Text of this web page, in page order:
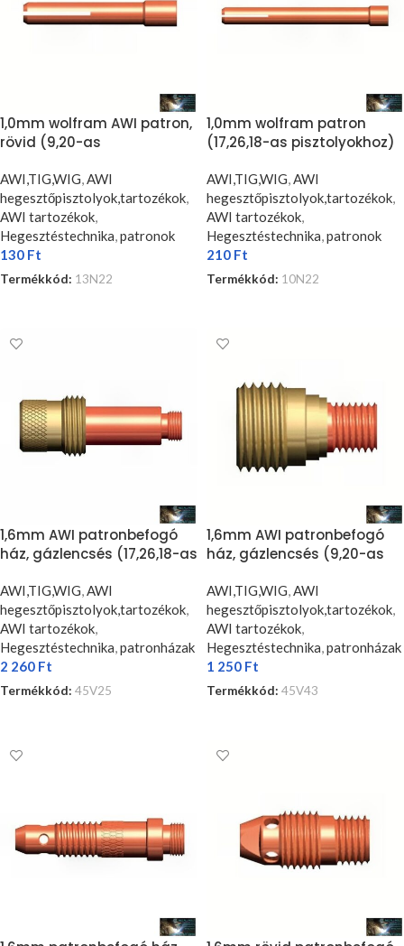
1,0mm wolfram AWI patron,
rövid (9,20-as
AWI,TIG,WIG AWI
hegesztőpisztolyok,tartozékok
AWI tartozékok
Hegesztéstechnika patronok
130 Ft
Termékkód: 13N22
1,0mm wolfram patron
(17,26,18-as pisztolyokhoz)
AWI,TIG,WIG AWI
hegesztőpisztolyok,tartozékok
AWI tartozékok
Hegesztéstechnika patronok
210 Ft
Termékkód: 10N22
1,6mm AWI patronbefogó
ház, gázlencsés (17,26,18-as
AWI,TIG,WIG,AWI
hegesztőpisztolyok,tartozékok,
AWI tartozékok,
Hegesztéstechnika,patronházak
2 260 Ft
Termékkód: 45V25
1,6mm AWI patronbefogó
ház, gázlencsés (9,20-as
AWI,TIG,WIG,AWI
hegesztőpisztolyok,tartozékok,
AWI tartozékok,
Hegesztéstechnika,patronházak
1 250 Ft
Termékkód: 45V43